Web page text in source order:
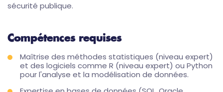
sécurité publique.
Compétences requises
Maîtrise des méthodes statistiques (niveau expert)
et des logiciels comme R (niveau expert) ou Python
pour l'analyse et la modélisation de données.